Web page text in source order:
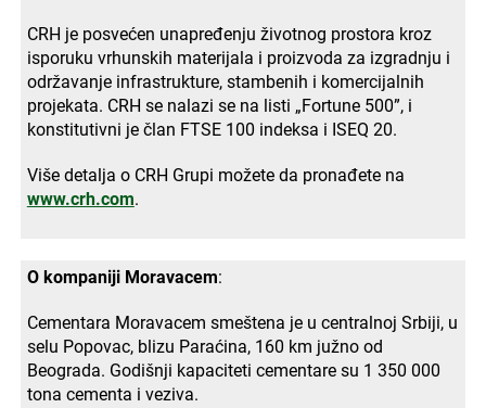
CRH je posvećen unapređenju životnog prostora kroz
isporuku vrhunskih materijala i proizvoda za izgradnju i
održavanje infrastrukture, stambenih i komercijalnih
projekata. CRH se nalazi se na listi „Fortune 500”, i
konstitutivni je član FTSE 100 indeksa i ISEQ 20.
Više detalja o CRH Grupi možete da pronađete na
www.crh.com.
O kompaniji Moravacem:
Cementara Moravacem smeštena je u centralnoj Srbiji, u
selu Popovac, blizu Paraćina, 160 km južno od
Beograda. Godišnji kapaciteti cementare su 1 350 000
tona cementa i veziva.